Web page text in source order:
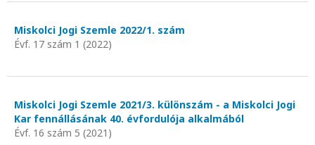
Miskolci Jogi Szemle 2022/1. szám
Évf. 17 szám 1 (2022)
Miskolci Jogi Szemle 2021/3. különszám - a Miskolci Jogi
Kar fennállásának 40. évfordulója alkalmából
Évf. 16 szám 5 (2021)